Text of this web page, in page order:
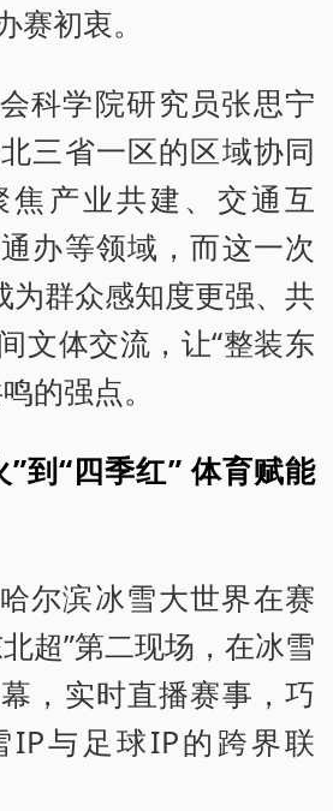
赛初衷。
科学院研究员张思宁
三省一区的区域协同
焦产业共建、交通互
办等领域，而这一次
为群众感知度更强、共
文体交流，让“整装东
的强点。
”到“四季红” 体育赋能
尔滨冰雪大世界在赛
超”第二现场，在冰雪
，实时直播赛事，巧
IP与足球IP的跨界联